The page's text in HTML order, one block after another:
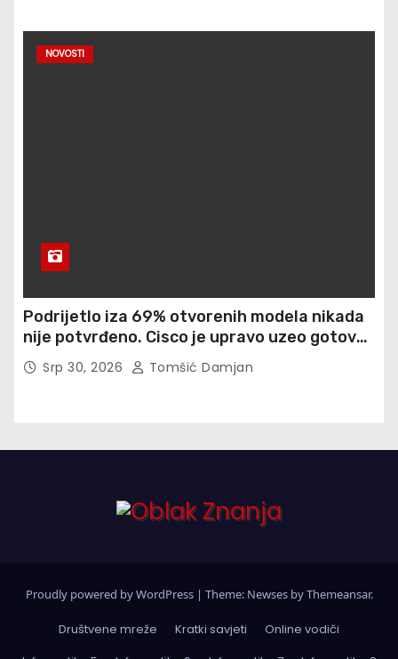
NOVOSTI
Podrijetlo iza 69% otvorenih modela nikada
nije potvrđeno. Cisco je upravo uzeo gotovo
900 otisaka prstiju besplatno
Srp 30, 2026 Tomšić Damjan
Proudly powered by WordPress | Theme: Newses byThemeansar.
Društvene mreže Kratki savjeti
Online vodiči